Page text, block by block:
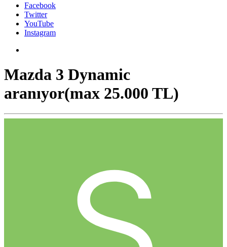
Facebook
Twitter
YouTube
Instagram
Mazda 3 Dynamic
aranıyor(max 25.000 TL)